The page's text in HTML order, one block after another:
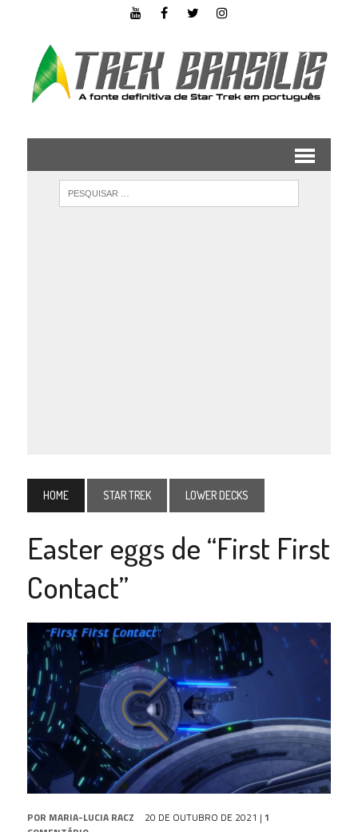
HOME STAR TREK LOWER DECKS
Easter eggs de “First First
Contact”
POR MARIA-LUCIA RACZ 20 DE OUTUBRO DE 2021 | 1